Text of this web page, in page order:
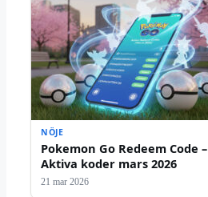
NÖJE
Pokemon Go Redeem Code –
Aktiva koder mars 2026
21 mar 2026